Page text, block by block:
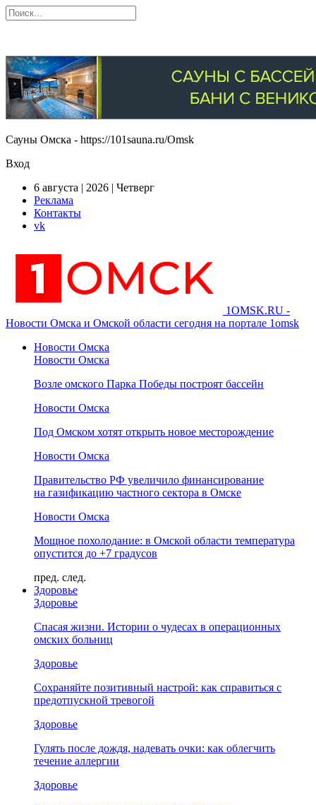
Сауны Омска - https://101sauna.ru/Omsk
Вход
6 августа | 2026 | Четверг
Реклама
Контакты
vk
1OMSK.RU -
Новости Омска и Омской области сегодня на портале 1omsk
Новости Омска
Новости Омска
Возле омского Парка Победы построят бассейн
Новости Омска
Под Омском хотят открыть новое месторождение
Новости Омска
Правительство РФ увеличило финансирование
на газификацию частного сектора в Омске
Новости Омска
Мощное похолодание: в Омской области температура
опустится до +7 градусов
пред. след.
Здоровье
Здоровье
Спасая жизни. Истории о чудесах в операционных
омских больниц
Здоровье
Сохраняйте позитивный настрой: как справиться с
предотпускной тревогой
Здоровье
Гулять после дождя, надевать очки: как облегчить
течение аллергии
Здоровье